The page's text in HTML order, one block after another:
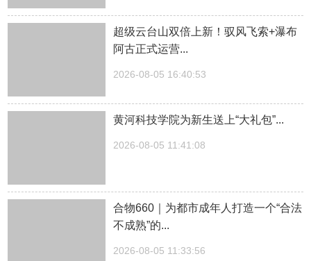
超级云台山双倍上新！驭风飞索+瀑布
阿古正式运营...
2026-08-05 16:40:53
黄河科技学院为新生送上“大礼包”...
2026-08-05 11:41:08
合物660｜为都市成年人打造一个“合法
不成熟”的...
2026-08-05 11:33:56